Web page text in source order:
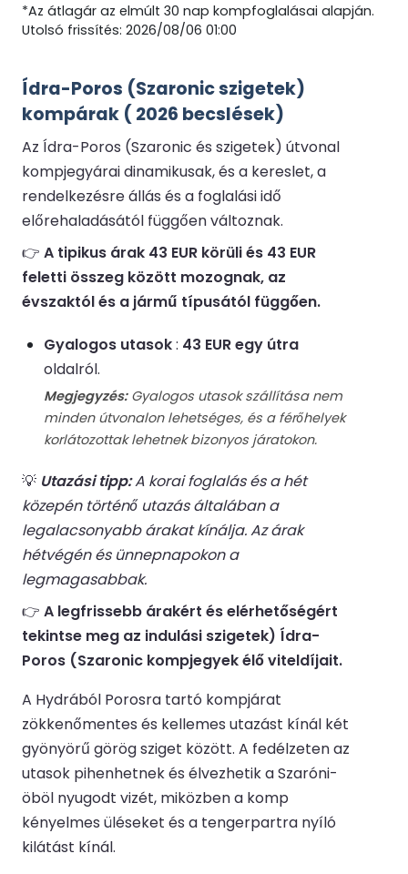
*Az átlagár az elmúlt 30 nap kompfoglalásai alapján.
Utolsó frissítés: 2026/08/06 01:00
Ídra-Poros (Szaronic szigetek)
kompárak ( 2026 becslések)
Az Ídra-Poros (Szaronic és szigetek) útvonal
kompjegyárai dinamikusak, és a kereslet, a
rendelkezésre állás és a foglalási idő
előrehaladásától függően változnak.
👉 A tipikus árak 43 EUR körüli és 43 EUR
feletti összeg között mozognak, az
évszaktól és a jármű típusától függően.
Gyalogos utasok: 43 EUR egy útra
oldalról.
Megjegyzés:Gyalogos utasok szállítása nem
minden útvonalon lehetséges, és a férőhelyek
korlátozottak lehetnek bizonyos járatokon.
💡 Utazási tipp:A korai foglalás és a hét
közepén történő utazás általában a
legalacsonyabb árakat kínálja. Az árak
hétvégén és ünnepnapokon a
legmagasabbak.
👉 A legfrissebb árakért és elérhetőségért
tekintse meg az indulási szigetek) Ídra-
Poros (Szaronic kompjegyek élő viteldíjait.
A Hydrából Porosra tartó kompjárat
zökkenőmentes és kellemes utazást kínál két
gyönyörű görög sziget között. A fedélzeten az
utasok pihenhetnek és élvezhetik a Szaróni-
öböl nyugodt vizét, miközben a komp
kényelmes üléseket és a tengerpartra nyíló
kilátást kínál.